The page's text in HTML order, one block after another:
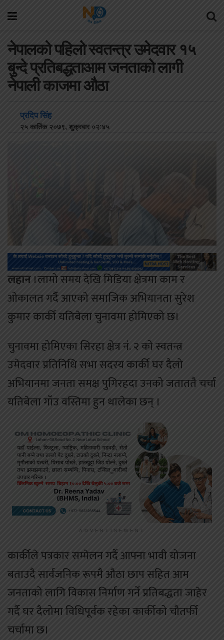
नेपालको पहिलो स्वतन्त्र उमेदवार १५
बुन्दे प्रतिबद्धताआम जनताको लागी
नेपाली काजमा औठा
प्रदिप सिंह
२५ कार्तिक २०७९, शुक्रबार ०२:४५
लहान।लामो समय देखि मिडिया क्षेत्रमा काम र
ओकालत गर्दै आएको समाजिक अभियानता सुरेश
कुमार कार्की यतिबेला चुनावमा होमिएको छ।
चुनावमा होमिएका सिरहा क्षेत्र नं. २ को स्वतन्त्र
उमेदवार प्रतिनिधि सभा सदस्य कार्की घर दैलो
अभियानमा जनता समक्ष पुगिरहदा उनको जताततै चर्चा
यतिबेला गाँउ वस्तिमा हुन थालेका छन् ।
ADVERTISEMENT
कार्कीले पत्रकार सम्मेलन गर्दै आफ्ना भावी योजना
बताउदै सार्वजनिक रूपमै औठा छाप सहित आम
जनताको लागि विकास निर्माण गर्ने प्रतिबद्धता जाहेर
गर्दै घर दैलोमा विधिपूर्वक रहेका कार्कीको चौतर्फी
चर्चामा छ।